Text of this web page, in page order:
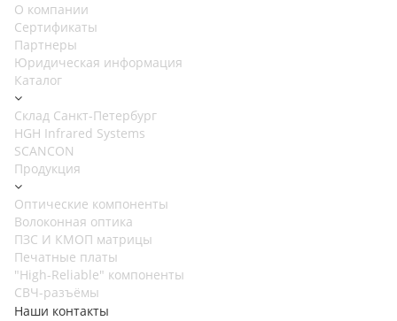
О компании
Сертификаты
Партнеры
Юридическая информация
Каталог
Cклад Санкт-Петербург
HGH Infrared Systems
SCANCON
Продукция
Оптические компоненты
Волоконная оптика
ПЗС И КМОП матрицы
Печатные платы
"High-Reliable" компоненты
СВЧ-разъёмы
Наши контакты